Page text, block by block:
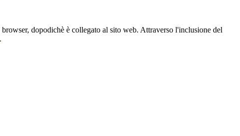
dopodichè è collegato al sito web. Attraverso l'inclusione del
.